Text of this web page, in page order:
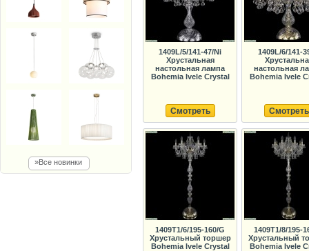
»Все новинки
1409L/5/141-47/Ni
Хрустальная
настольная лампа
Bohemia Ivele Crystal
Смотреть
1409L/6/141-
настольная
Bohemia Ivele
Смотреть
1409T1/6/195-160/G
Хрустальный торшер
Bohemia Ivele Crystal
1409T1/8/195-
Хрустальный
Bohemia Ivele